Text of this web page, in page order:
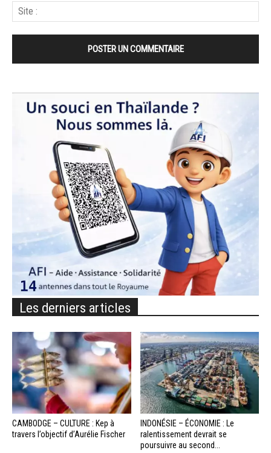
Les derniers articles
CAMBODGE – CULTURE : Kep à
travers l’objectif d’Aurélie Fischer
INDONÉSIE – ÉCONOMIE : Le
ralentissement devrait se
poursuivre au second...